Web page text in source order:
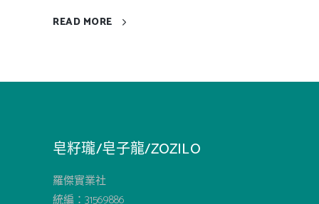
READ MORE
皂籽瓏/皂子龍/ZOZILO
羅傑實業社
統編：31569886